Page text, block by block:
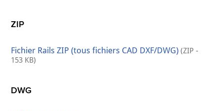
ZIP
Fichier Rails ZIP (tous fichiers CAD DXF/DWG) (ZIP -
153 KB)
DWG